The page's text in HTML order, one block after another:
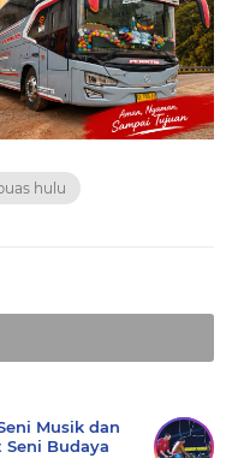
hulu
Musik dan
Budaya